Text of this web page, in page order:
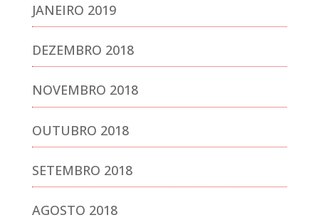
JANEIRO 2019
DEZEMBRO 2018
NOVEMBRO 2018
OUTUBRO 2018
SETEMBRO 2018
AGOSTO 2018